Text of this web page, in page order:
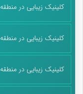
کلینیک زیبایی در منطقه 7
کلینیک زیبایی در منطقه 8
کلینیک زیبایی در منطقه 9